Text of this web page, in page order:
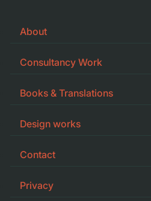
About
Consultancy Work
Books & Translations
Design works
Contact
Privacy